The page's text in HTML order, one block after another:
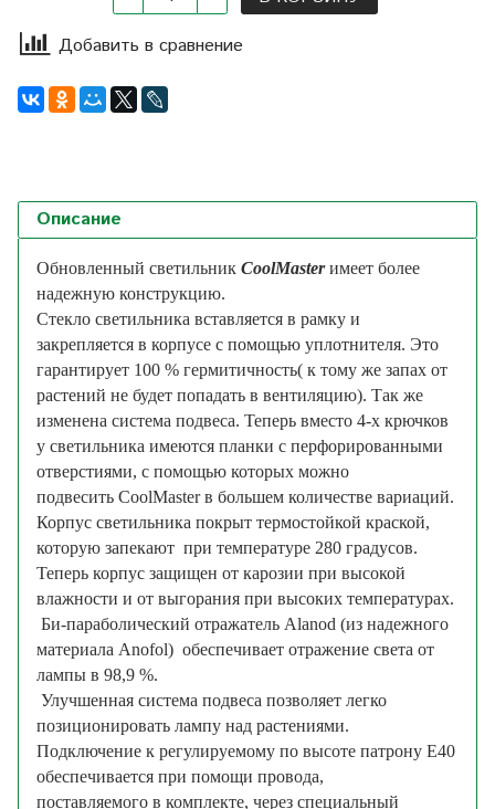
Добавить в сравнение
Описание
Обновленный светильник CoolMasterимеет более
надежную конструкцию.
Стекло светильника вставляется в рамку и
закрепляется в корпусе с помощью уплотнителя. Это
гарантирует 100 % гермитичность( к тому же запах от
растений не будет попадать в вентиляцию). Так же
изменена система подвеса. Теперь вместо 4-х крючков
у светильника имеются планки с перфорированными
отверстиями, с помощью которых можно
подвесить CoolMaster в большем количестве вариаций.
Корпус светильника покрыт термостойкой краской,
которую запекают при температуре 280 градусов.
Теперь корпус защищен от карозии при высокой
влажности и от выгорания при высоких температурах.
Би-параболический отражатель Alanod (из надежного
материала Anofol) обеспечивает отражение света от
лампы в 98,9 %.
Улучшенная система подвеса позволяет легко
позиционировать лампу над растениями.
Подключение к регулируемому по высоте патрону E40
обеспечивается при помощи провода,
поставляемого в комплекте, через специальный